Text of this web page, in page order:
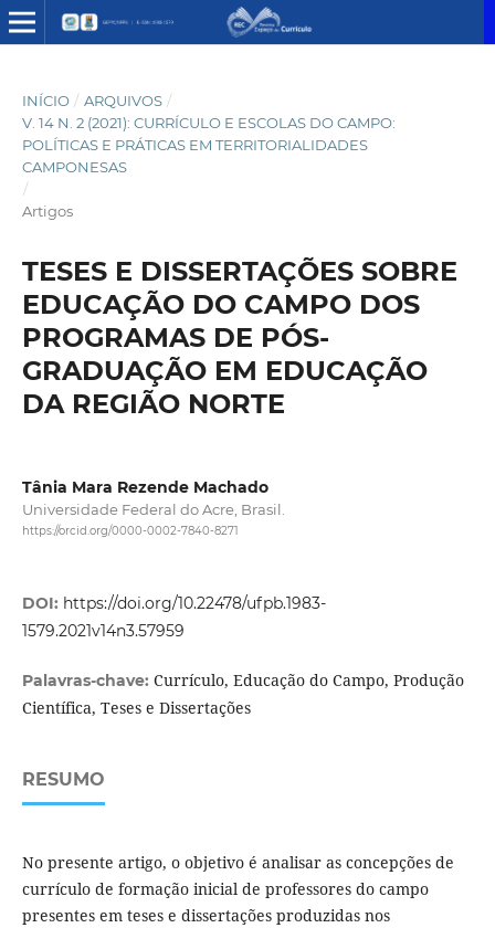
INÍCIO / ARQUIVOS /
V. 14 N. 2 (2021): CURRÍCULO E ESCOLAS DO CAMPO:
POLÍTICAS E PRÁTICAS EM TERRITORIALIDADES
CAMPONESAS
/
Artigos
TESES E DISSERTAÇÕES SOBRE
EDUCAÇÃO DO CAMPO DOS
PROGRAMAS DE PÓS-
GRADUAÇÃO EM EDUCAÇÃO
DA REGIÃO NORTE
Tânia Mara Rezende Machado
Universidade Federal do Acre, Brasil.
https://orcid.org/0000-0002-7840-8271
DOI: https://doi.org/10.22478/ufpb.1983-
1579.2021v14n3.57959
Palavras-chave: Currículo, Educação do Campo, Produção
Científica, Teses e Dissertações
RESUMO
No presente artigo, o objetivo é analisar as concepções de
currículo de formação inicial de professores do campo
presentes em teses e dissertações produzidas nos